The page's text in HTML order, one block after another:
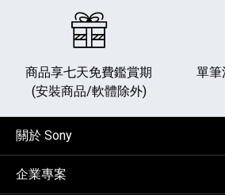
商品享七天免費鑑賞期
(安裝商品/軟體除外)
單筆
關於 Sony
企業專案